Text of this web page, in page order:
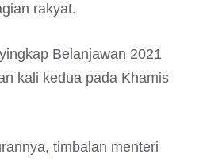
rakyat.
Belanjawan 2021
kali kedua pada Khamis
timbalan menteri